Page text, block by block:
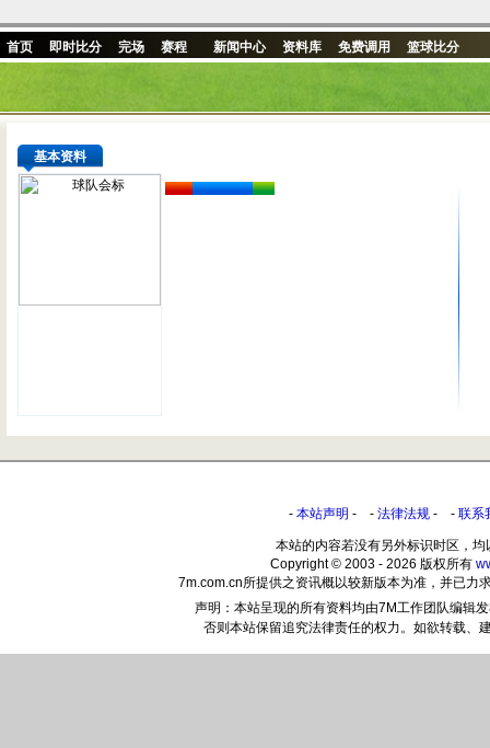
首页 即时比分 完场 赛程 新闻中心 资料库 免费调用 篮球比分
基本资料
- 本站声明 - - 法律法规 - - 联系
本站的内容若没有另外标识时区，均
Copyright © 2003 - 2026 版权所有
7m.com.cn所提供之资讯概以较新版本为准，并已力
声明：本站呈现的所有资料均由7M工作团队编辑
否则本站保留追究法律责任的权力。如欲转载、